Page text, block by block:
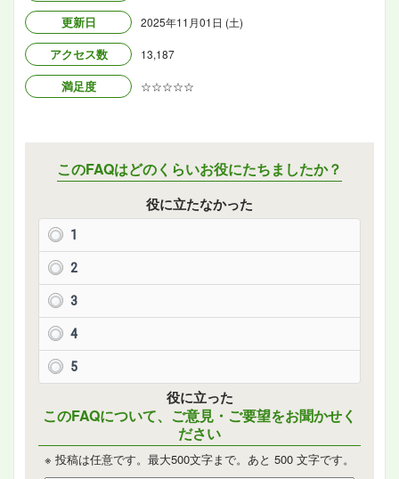
更新日 2025年11月01日 (土)
アクセス数 13,187
満足度 ☆☆☆☆☆
このFAQはどのくらいお役にたちましたか？
役に立たなかった
1
2
3
4
5
役に立った
このFAQについて、ご意見・ご要望をお聞かせく
ださい
※ 投稿は任意です。最大500文字まで。あと 500 文字です。